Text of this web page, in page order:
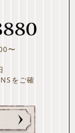
〜
をご確